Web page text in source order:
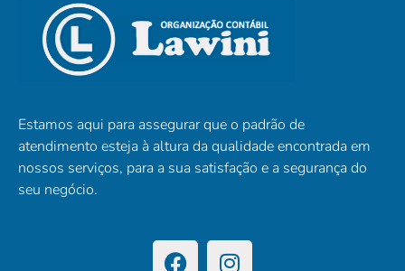
Estamos aqui para assegurar que o padrão de
atendimento esteja à altura da qualidade encontrada em
nossos serviços, para a sua satisfação e a segurança do
seu negócio.